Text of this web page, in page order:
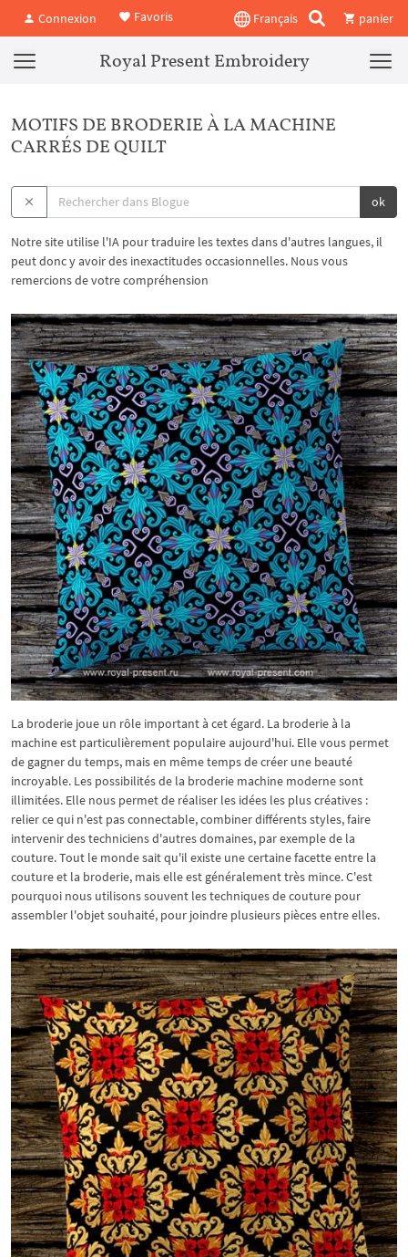
Connexion Favoris Français panier
Royal Present Embroidery
MOTIFS DE BRODERIE À LA MACHINE
CARRÉS DE QUILT
ok
Notre site utilise l'IA pour traduire les textes dans d'autres langues, il
peut donc y avoir des inexactitudes occasionnelles. Nous vous
remercions de votre compréhension
La broderie joue un rôle important à cet égard. La broderie à la
machine est particulièrement populaire aujourd'hui. Elle vous permet
de gagner du temps, mais en même temps de créer une beauté
incroyable. Les possibilités de la broderie machine moderne sont
illimitées. Elle nous permet de réaliser les idées les plus créatives :
relier ce qui n'est pas connectable, combiner différents styles, faire
intervenir des techniciens d'autres domaines, par exemple de la
couture. Tout le monde sait qu'il existe une certaine facette entre la
couture et la broderie, mais elle est généralement très mince. C'est
pourquoi nous utilisons souvent les techniques de couture pour
assembler l'objet souhaité, pour joindre plusieurs pièces entre elles.